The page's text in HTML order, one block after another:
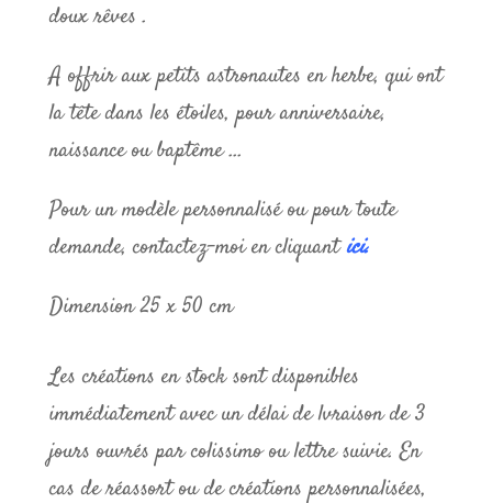
doux rêves .
A offrir aux petits astronautes en herbe, qui ont
la tête dans les étoiles, pour anniversaire,
naissance ou baptême …
Pour un modèle personnalisé ou pour toute
demande, contactez-moi en cliquantici.
Dimension 25 x 50 cm
Les créations en stock sont disponibles
immédiatement avec un délai de lvraison de 3
jours ouvrés par colissimo ou lettre suivie. En
cas de réassort ou de créations personnalisées,